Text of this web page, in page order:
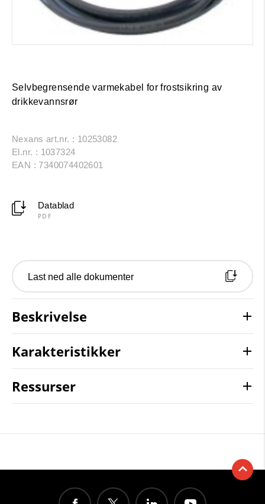
Selvbegrensende varmekabel for frostsikring av
drikkevannsrør
Nexans art.nr. : 10253082
El.nr. : 1037324
EAN : 7340074402601
Datablad
PDF
Last ned alle dokumenter
Beskrivelse
Karakteristikker
Ressurser